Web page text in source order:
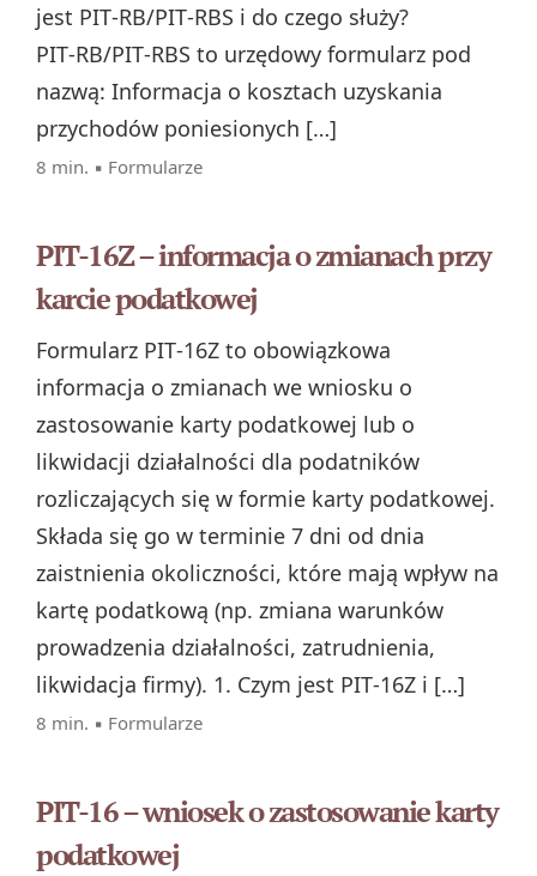
jest PIT‑RB/PIT‑RBS i do czego służy?
PIT‑RB/PIT‑RBS to urzędowy formularz pod
nazwą: Informacja o kosztach uzyskania
przychodów poniesionych […]
8 min. ▪ Formularze
PIT-16Z – informacja o zmianach przy
karcie podatkowej
Formularz PIT‑16Z to obowiązkowa
informacja o zmianach we wniosku o
zastosowanie karty podatkowej lub o
likwidacji działalności dla podatników
rozliczających się w formie karty podatkowej.
Składa się go w terminie 7 dni od dnia
zaistnienia okoliczności, które mają wpływ na
kartę podatkową (np. zmiana warunków
prowadzenia działalności, zatrudnienia,
likwidacja firmy). 1. Czym jest PIT‑16Z i […]
8 min. ▪ Formularze
PIT-16 – wniosek o zastosowanie karty
podatkowej